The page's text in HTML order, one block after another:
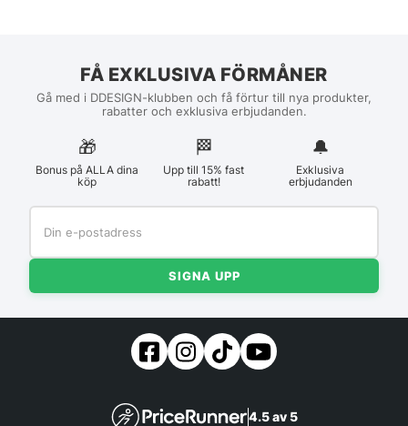
FÅ EXKLUSIVA FÖRMÅNER
Gå med i DDESIGN-klubben och få förtur till nya produkter,
rabatter och exklusiva erbjudanden.
🎁
Bonus på ALLA dina
köp
🏁︎
Upp till 15% fast
rabatt!
🔔
Exklusiva
erbjudanden
SIGNA UPP
4.5 av 5